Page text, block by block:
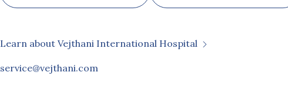
Learn about Vejthani International Hospital
service@vejthani.com